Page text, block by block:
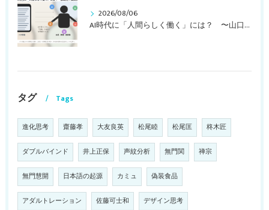
2026/08/06
AI時代に「人間らしく働く」には？ 〜山口周さんのインタビュー記事、動画より〜
タグ Tags
進化思考 齋藤孝 大友良英 松尾睦 松尾匡 柊木匠
ダブルバインド 井上正保 声紋分析 無門関 禅宗
無門慧開 日本語の起源 カミュ 偽装食品
アダルトレーション 佐藤可士和 デザイン思考